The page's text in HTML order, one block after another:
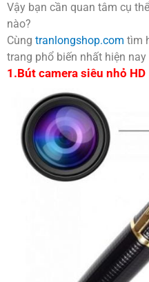
Vậy bạn cần quan tâm cụ
nào?
Cùng tranlongshop.com tìm
trang phổ biến nhất hiện nay
1.Bút camera siêu nhỏ HD